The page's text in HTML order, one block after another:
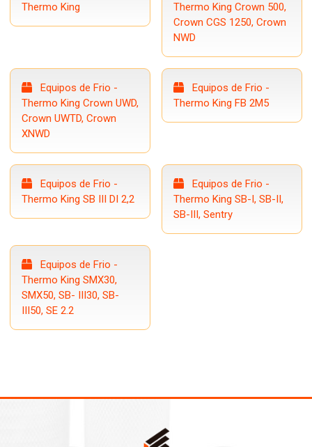
Thermo King
Thermo King Crown 500,
Crown CGS 1250, Crown
NWD
Equipos de Frio -
Thermo King Crown UWD,
Crown UWTD, Crown
XNWD
Equipos de Frio -
Thermo King FB 2M5
Equipos de Frio -
Thermo King SB III DI 2,2
Equipos de Frio -
Thermo King SB-I, SB-II,
SB-III, Sentry
Equipos de Frio -
Thermo King SMX30,
SMX50, SB- III30, SB-
III50, SE 2.2